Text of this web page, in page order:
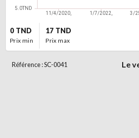
0 TND
Prix ​​min
17 TND
Prix ​​max
Référence : SC-0041 Le